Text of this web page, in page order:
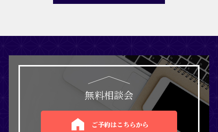
無料相談会
ご予約はこちらから